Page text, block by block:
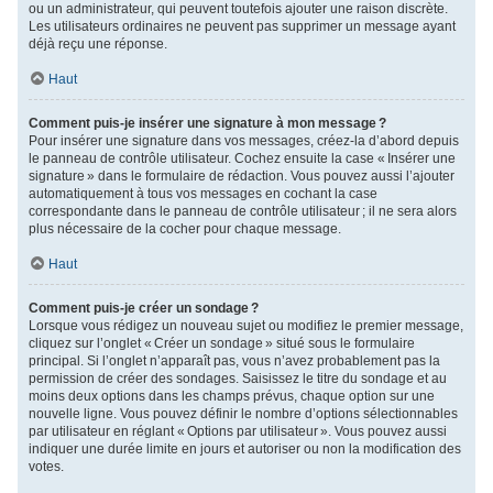
ou un administrateur, qui peuvent toutefois ajouter une raison discrète.
Les utilisateurs ordinaires ne peuvent pas supprimer un message ayant
déjà reçu une réponse.
Haut
Comment puis-je insérer une signature à mon message ?
Pour insérer une signature dans vos messages, créez-la d’abord depuis
le panneau de contrôle utilisateur. Cochez ensuite la case « Insérer une
signature » dans le formulaire de rédaction. Vous pouvez aussi l’ajouter
automatiquement à tous vos messages en cochant la case
correspondante dans le panneau de contrôle utilisateur ; il ne sera alors
plus nécessaire de la cocher pour chaque message.
Haut
Comment puis-je créer un sondage ?
Lorsque vous rédigez un nouveau sujet ou modifiez le premier message,
cliquez sur l’onglet « Créer un sondage » situé sous le formulaire
principal. Si l’onglet n’apparaît pas, vous n’avez probablement pas la
permission de créer des sondages. Saisissez le titre du sondage et au
moins deux options dans les champs prévus, chaque option sur une
nouvelle ligne. Vous pouvez définir le nombre d’options sélectionnables
par utilisateur en réglant « Options par utilisateur ». Vous pouvez aussi
indiquer une durée limite en jours et autoriser ou non la modification des
votes.